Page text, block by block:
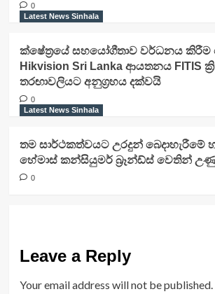
0
Latest News Sinhala
ක්ෂේත්‍රයේ සහයෝගීතාව වර්ධනය
Hikvision Sri Lanka ආයතනය FITIS
තරඟාවලියට අනුග්‍රහය දක්වයි
0
Latest News Sinhala
තම සාර්ථකත්වයට උරදුන්
හේමාස් කන්සියුමර් බ්‍රෑන්ඩ්ස් වෙතින්
0
Leave a Reply
Your email address will not be published.